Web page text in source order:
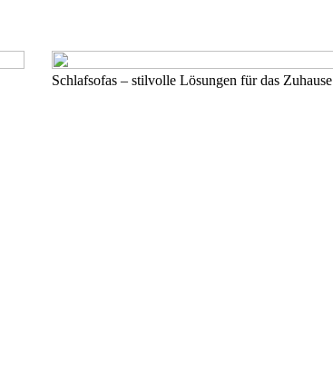
Schlafsofas – stilvolle Lösungen für das Zuhause